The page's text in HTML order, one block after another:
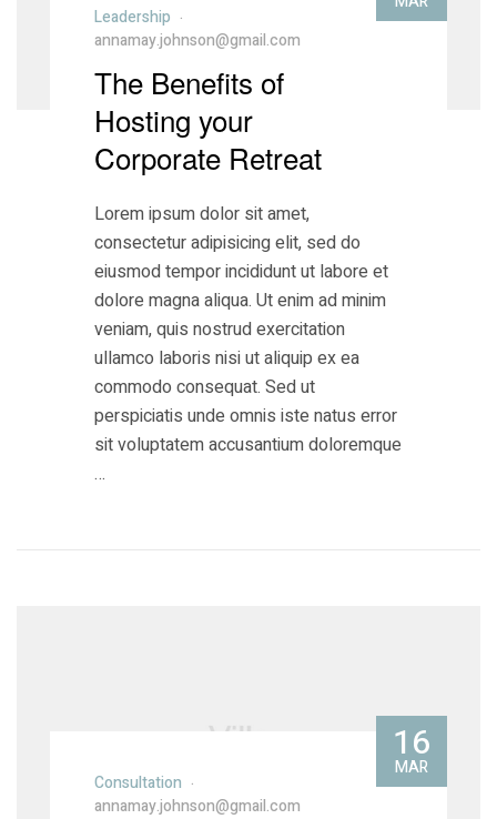
Leadership
annamay.johnson@gmail.com
The Benefits of
Hosting your
Corporate Retreat
Lorem ipsum dolor sit amet,
consectetur adipisicing elit, sed do
eiusmod tempor incididunt ut labore et
dolore magna aliqua. Ut enim ad minim
veniam, quis nostrud exercitation
ullamco laboris nisi ut aliquip ex ea
commodo consequat. Sed ut
perspiciatis unde omnis iste natus error
sit voluptatem accusantium doloremque
…
16
MAR
Consultation
annamay.johnson@gmail.com